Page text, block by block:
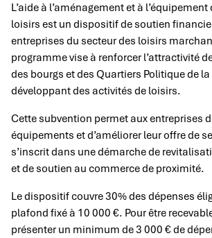
L’aide à l’aménagement et à
loisirs est un dispositif de soutien
entreprises du secteur des loisirs
programme vise à renforcer l’attractivité
des bourgs et des Quartiers Politique de la
développant des activités de loisirs.
Cette subvention permet aux entreprises
équipements et d’améliorer leur offre de
s’inscrit dans une démarche de
et de soutien au commerce de proximité.
Le dispositif couvre 30% des dépenses
plafond fixé à 10 000 €. Pour être
présenter un minimum de 3 000 € de